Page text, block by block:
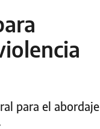
para el abordaje